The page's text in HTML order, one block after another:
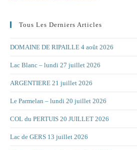
Tous Les Derniers Articles
DOMAINE DE RIPAILLE 4 août 2026
Lac Blanc – lundi 27 juillet 2026
ARGENTIERE 21 juillet 2026
Le Parmelan – lundi 20 juillet 2026
COL du PERTUIS 20 JUILLET 2026
Lac de GERS 13 juillet 2026